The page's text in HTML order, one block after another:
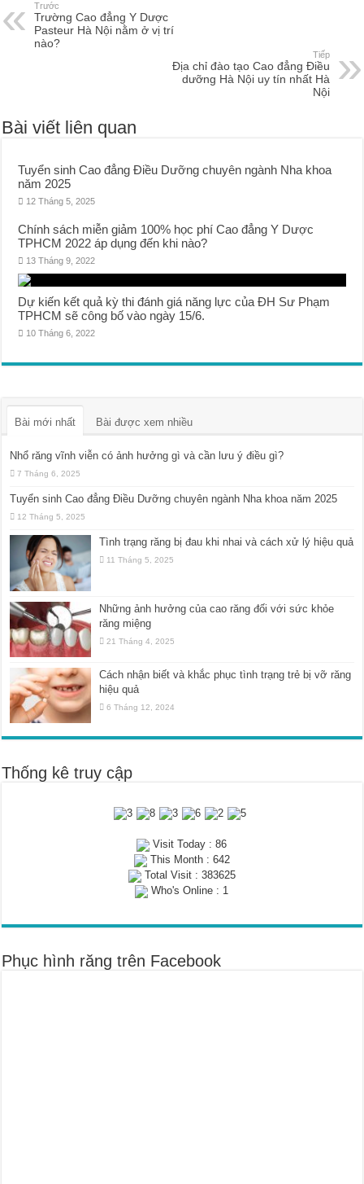
Trước
Trường Cao đẳng Y Dược
Pasteur Hà Nội nằm ở vị trí
nào?
Tiếp
Địa chỉ đào tạo Cao đẳng Điều
dưỡng Hà Nội uy tín nhất Hà
Nội
Bài viết liên quan
Tuyển sinh Cao đẳng Điều Dưỡng chuyên ngành Nha khoa
năm 2025
12 Tháng 5, 2025
Chính sách miễn giảm 100% học phí Cao đẳng Y Dược
TPHCM 2022 áp dụng đến khi nào?
13 Tháng 9, 2022
Dự kiến kết quả kỳ thi đánh giá năng lực của ĐH Sư Phạm
TPHCM sẽ công bố vào ngày 15/6.
10 Tháng 6, 2022
Bài mới nhất Bài được xem nhiều
Nhổ răng vĩnh viễn có ảnh hưởng gì và cần lưu ý điều gì?
7 Tháng 6, 2025
Tuyển sinh Cao đẳng Điều Dưỡng chuyên ngành Nha khoa năm 2025
12 Tháng 5, 2025
Tình trạng răng bị đau khi nhai và cách xử lý hiệu quả
11 Tháng 5, 2025
Những ảnh hưởng của cao răng đối với sức khỏe
răng miệng
21 Tháng 4, 2025
Cách nhận biết và khắc phục tình trạng trẻ bị vỡ răng
hiệu quả
6 Tháng 12, 2024
Thống kê truy cập
Visit Today : 86
This Month : 642
Total Visit : 383625
Who's Online : 1
Phục hình răng trên Facebook